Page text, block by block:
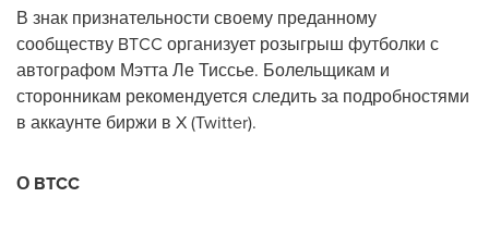
В знак признательности своему преданному
сообществу BTCC организует розыгрыш футболки с
автографом Мэтта Ле Тиссье. Болельщикам и
сторонникам рекомендуется следить за подробностями
в аккаунте биржи в X (Twitter).
О BTCC